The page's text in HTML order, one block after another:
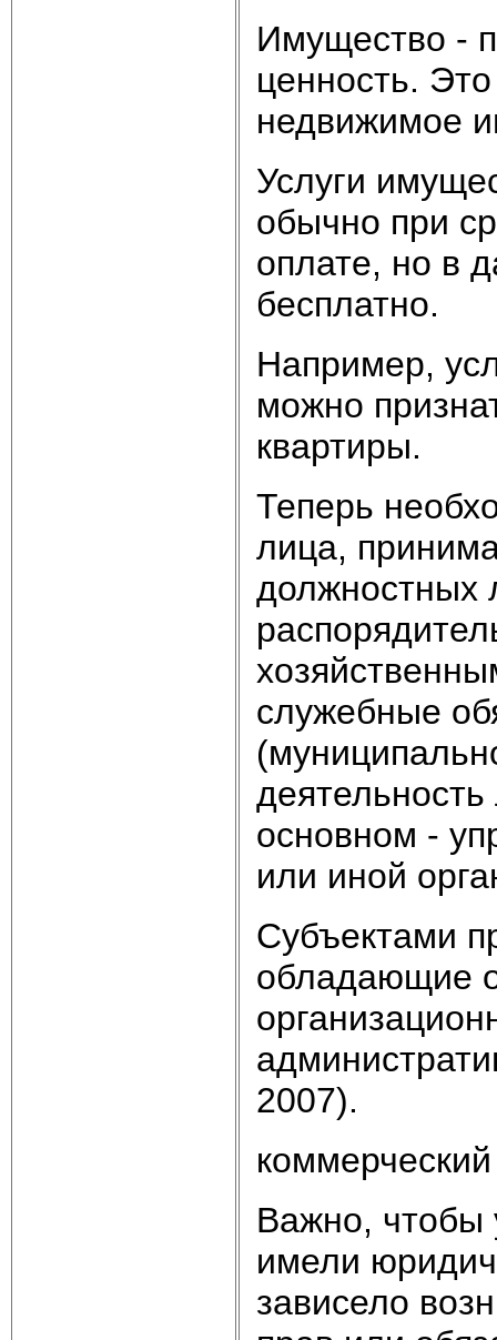
Имущество -
ценность.
недвижимое
Услуги
обычно при
оплате, но в
бесплатно.
Например,
можно
квартиры.
Теперь
лица,
должностных
служебные
основном -
или иной
Субъектами
обладающие
2007).
коммерческий
Важно, чтобы
имели
зависело